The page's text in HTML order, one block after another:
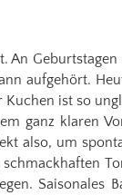
An
aufgehört.
ist so
ganz klaren
also, um
Saisonales